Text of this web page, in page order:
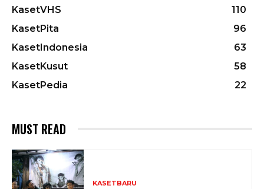
KasetVHS
110
KasetPita
96
KasetIndonesia
63
KasetKusut
58
KasetPedia
22
MUST READ
KASETBARU